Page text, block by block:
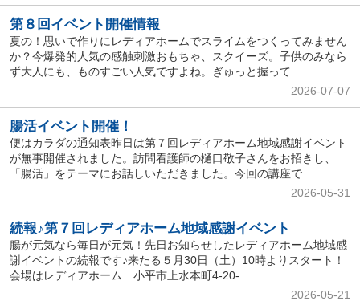
第８回イベント開催情報
夏の！思いで作りにレディアホームでスライムをつくってみません
か？今爆発的人気の感触刺激おもちゃ、スクイーズ。子供のみなら
ず大人にも、ものすごい人気ですよね。ぎゅっと握って...
2026-07-07
腸活イベント開催！
便はカラダの通知表昨日は第７回レディアホーム地域感謝イベント
が無事開催されました。訪問看護師の樋口敬子さんをお招きし、
「腸活」をテーマにお話しいただきました。今回の講座で...
2026-05-31
続報♪第７回レディアホーム地域感謝イベント
腸が元気なら毎日が元気！先日お知らせしたレディアホーム地域感
謝イベントの続報です♪来たる５月30日（土）10時よりスタート！
会場はレディアホーム 小平市上水本町4-20-...
2026-05-21